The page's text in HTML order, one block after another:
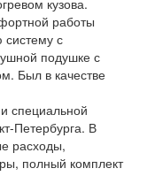
кузова.
работы
систему с
подушке с
Был в качестве
специальной
Петербурга. В
расходы,
полный комплект